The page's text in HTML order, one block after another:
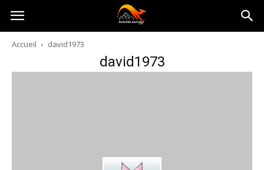
Australia-
australie.com
Accueil david1973
david1973